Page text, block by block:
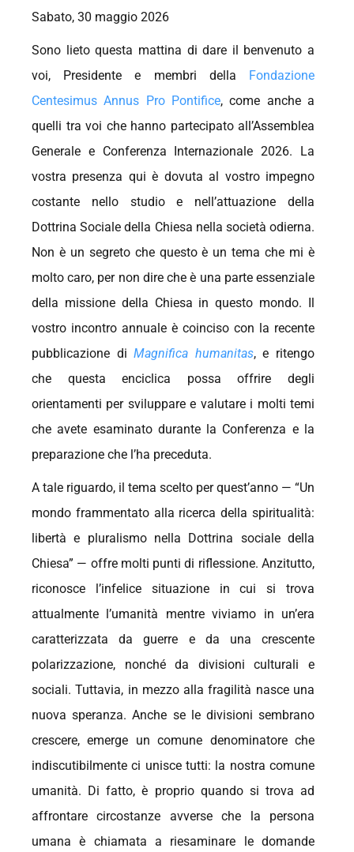
Sabato, 30 maggio 2026
Sono lieto questa mattina di dare il benvenuto a
voi, Presidente e membri della Fondazione
Centesimus Annus Pro Pontifice, come anche a
quelli tra voi che hanno partecipato all’Assemblea
Generale e Conferenza Internazionale 2026. La
vostra presenza qui è dovuta al vostro impegno
costante nello studio e nell’attuazione della
Dottrina Sociale della Chiesa nella società odierna.
Non è un segreto che questo è un tema che mi è
molto caro, per non dire che è una parte essenziale
della missione della Chiesa in questo mondo. Il
vostro incontro annuale è coinciso con la recente
pubblicazione diMagnifica humanitas, e ritengo
che questa enciclica possa offrire degli
orientamenti per sviluppare e valutare i molti temi
che avete esaminato durante la Conferenza e la
preparazione che l’ha preceduta.
A tale riguardo, il tema scelto per quest’anno — “Un
mondo frammentato alla ricerca della spiritualità:
libertà e pluralismo nella Dottrina sociale della
Chiesa” — offre molti punti di riflessione. Anzitutto,
riconosce l’infelice situazione in cui si trova
attualmente l’umanità mentre viviamo in un’era
caratterizzata da guerre e da una crescente
polarizzazione, nonché da divisioni culturali e
sociali. Tuttavia, in mezzo alla fragilità nasce una
nuova speranza. Anche se le divisioni sembrano
crescere, emerge un comune denominatore che
indiscutibilmente ci unisce tutti: la nostra comune
umanità. Di fatto, è proprio quando si trova ad
affrontare circostanze avverse che la persona
umana è chiamata a riesaminare le domande